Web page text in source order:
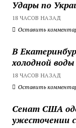
Удары по
18 ЧАСОВ НАЗАД
Оставить
В
холодной воды
18 ЧАСОВ НАЗАД
Оставить
Сенат США
ужесточении